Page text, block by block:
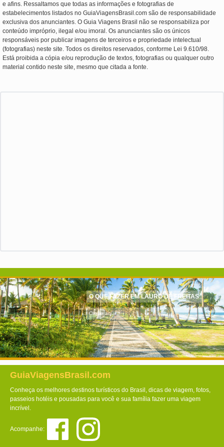
e afins. Ressaltamos que todas as informações e fotografias de
estabelecimentos listados no GuiaViagensBrasil.com são de responsabilidade
exclusiva dos anunciantes. O Guia Viagens Brasil não se responsabiliza por
conteúdo impróprio, ilegal e/ou imoral. Os anunciantes são os únicos
responsáveis por publicar imagens de terceiros e propriedade intelectual
(fotografias) neste site. Todos os direitos reservados, conforme Lei 9.610/98.
Está proibida a cópia e/ou reprodução de textos, fotografias ou qualquer outro
material contido neste site, mesmo que citada a fonte.
O QUE FAZER EM LAURO DE FREITAS
Clique aqui!
GuiaViagensBrasil.com
Conheça os melhores destinos turísticos do Brasil, dicas de viagem, fotos,
passeios hotéis e pousadas para você e sua família fazer uma viagem
incrível.
Acompanhe: